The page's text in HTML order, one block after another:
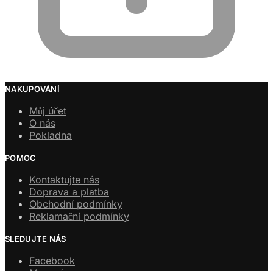
NAKUPOVÁNÍ
Můj účet
O nás
Pokladna
POMOC
Kontaktujte nás
Doprava a platba
Obchodní podmínky
Reklamační podmínky
SLEDUJTE NÁS
Facebook